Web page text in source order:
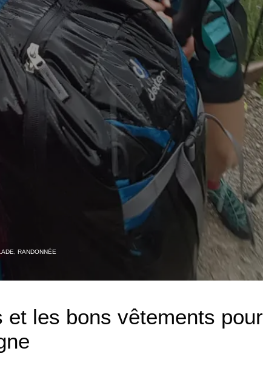
RANDONNÉE
les bons vêtements pour